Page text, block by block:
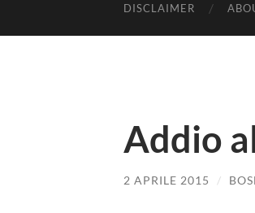
DISCLAIMER
Addio
2 APRILE 2015 /